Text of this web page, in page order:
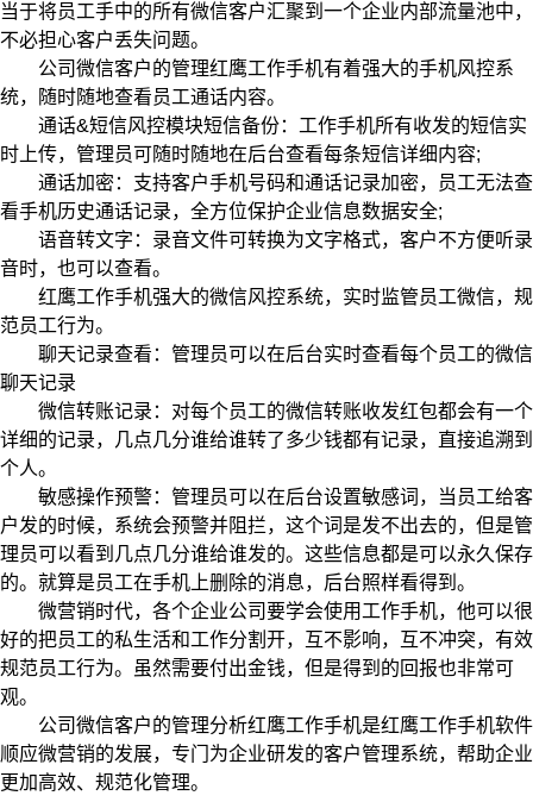
当于将员工手中的所有微信客户汇聚到一个企业内部流量池中，
不必担心客户丢失问题。
公司微信客户的管理红鹰工作手机有着强大的手机风控系
统，随时随地查看员工通话内容。
通话&短信风控模块短信备份：工作手机所有收发的短信实
时上传，管理员可随时随地在后台查看每条短信详细内容;
通话加密：支持客户手机号码和通话记录加密，员工无法查
看手机历史通话记录，全方位保护企业信息数据安全;
语音转文字：录音文件可转换为文字格式，客户不方便听录
音时，也可以查看。
红鹰工作手机强大的微信风控系统，实时监管员工微信，规
范员工行为。
聊天记录查看：管理员可以在后台实时查看每个员工的微信
聊天记录
微信转账记录：对每个员工的微信转账收发红包都会有一个
详细的记录，几点几分谁给谁转了多少钱都有记录，直接追溯到
个人。
敏感操作预警：管理员可以在后台设置敏感词，当员工给客
户发的时候，系统会预警并阻拦，这个词是发不出去的，但是管
理员可以看到几点几分谁给谁发的。这些信息都是可以永久保存
的。就算是员工在手机上删除的消息，后台照样看得到。
微营销时代，各个企业公司要学会使用工作手机，他可以很
好的把员工的私生活和工作分割开，互不影响，互不冲突，有效
规范员工行为。虽然需要付出金钱，但是得到的回报也非常可
观。
公司微信客户的管理分析红鹰工作手机是红鹰工作手机软件
顺应微营销的发展，专门为企业研发的客户管理系统，帮助企业
更加高效、规范化管理。